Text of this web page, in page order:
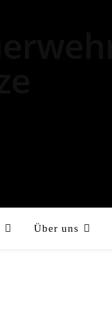
Über uns